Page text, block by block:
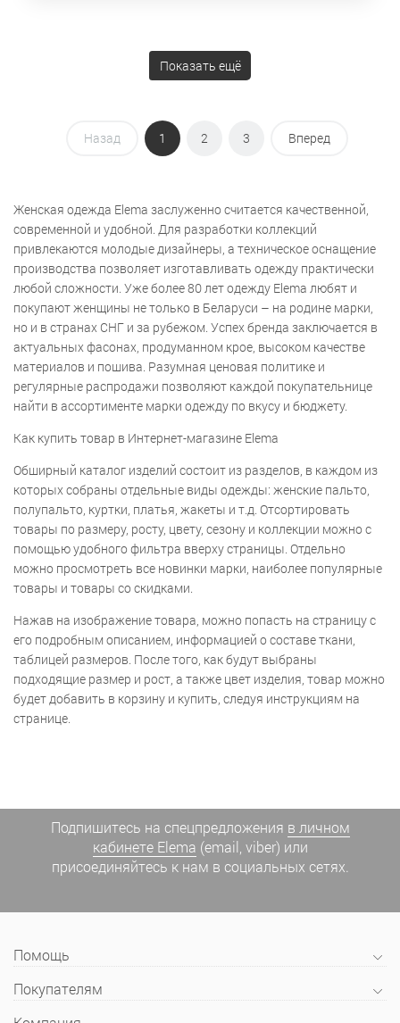
Показать ещё
Назад 1 2 3 Вперед
Женская одежда Elema заслуженно считается качественной,
современной и удобной. Для разработки коллекций
привлекаются молодые дизайнеры, а техническое оснащение
производства позволяет изготавливать одежду практически
любой сложности. Уже более 80 лет одежду Elema любят и
покупают женщины не только в Беларуси – на родине марки,
но и в странах СНГ и за рубежом. Успех бренда заключается в
актуальных фасонах, продуманном крое, высоком качестве
материалов и пошива. Разумная ценовая политике и
регулярные распродажи позволяют каждой покупательнице
найти в ассортименте марки одежду по вкусу и бюджету.
Как купить товар в Интернет-магазине Elema
Обширный каталог изделий состоит из разделов, в каждом из
которых собраны отдельные виды одежды: женские пальто,
полупальто, куртки, платья, жакеты и т.д. Отсортировать
товары по размеру, росту, цвету, сезону и коллекции можно с
помощью удобного фильтра вверху страницы. Отдельно
можно просмотреть все новинки марки, наиболее популярные
товары и товары со скидками.
Нажав на изображение товара, можно попасть на страницу с
его подробным описанием, информацией о составе ткани,
таблицей размеров. После того, как будут выбраны
подходящие размер и рост, а также цвет изделия, товар можно
будет добавить в корзину и купить, следуя инструкциям на
странице.
Подпишитесь на спецпредложения в личном
кабинете Elema (email, viber) или
присоединяйтесь к нам в социальных сетях.
Помощь
Покупателям